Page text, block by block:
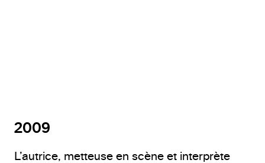
2009
L’autrice, metteuse en scène et interprète